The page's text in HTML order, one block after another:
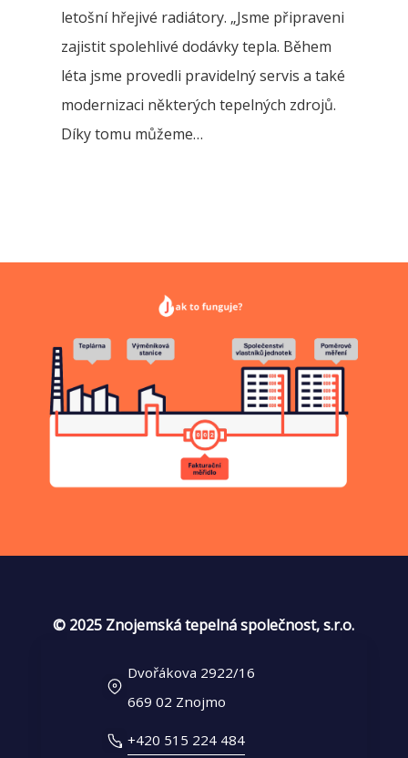
letošní hřejivé radiátory. „Jsme připraveni
zajistit spolehlivé dodávky tepla. Během
léta jsme provedli pravidelný servis a také
modernizaci některých tepelných zdrojů.
Díky tomu můžeme…
© 2025 Znojemská tepelná společnost, s.r.o.
Dvořákova 2922/16
669 02 Znojmo
+420 515 224 484